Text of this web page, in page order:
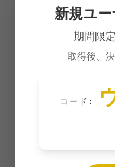
新規ユ
期間限
取得後、
コード: